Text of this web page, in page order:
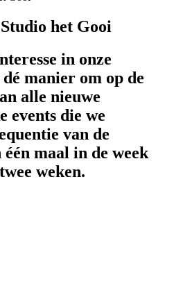
het Gooi
in onze
manier om op de
alle nieuwe
events die we
van de
maal in de week
weken.